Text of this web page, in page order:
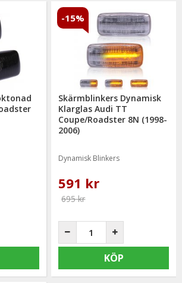
Skärmblinkers Dynamisk
Klarglas Audi TT
Coupe/Roadster 8N (1998-
2006)
Dynamisk Blinkers
591 kr
695 kr
-15%
KÖP